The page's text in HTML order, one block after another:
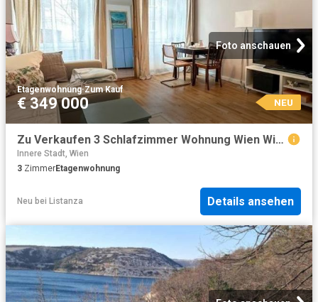
Foto anschauen
Etagenwohnung·Zum Kauf
€ 349 000 NEU
Zu Verkaufen 3 Schlafzimmer Wohnung Wien Wien DS104827916
Innere Stadt, Wien
3 ZimmerEtagenwohnung
Neu bei Listanza Details ansehen